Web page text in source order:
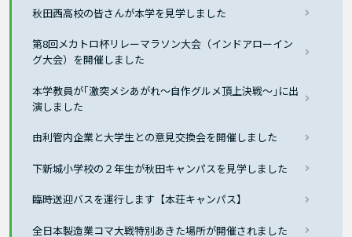
秋田西高校の皆さんが本学を見学しました
第8回メカトロ杯リレーマラソン大会（インドアローイン
グ大会）を開催しました
本学教員が｢激突メシあがれ〜自作グルメ頂上決戦〜｣に出
演しました
由利管内企業と大学生との意見交換会を開催しました
下新城小学校の２年生が秋田キャンパスを見学しました
臨時送迎バスを運行します【本荘キャンパス】
全日本製造業コマ大戦特別あきた場所が開催されました